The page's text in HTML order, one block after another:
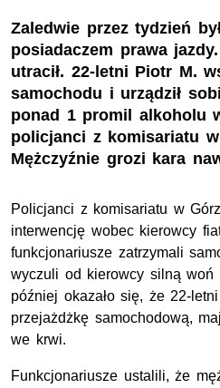
Zaledwie przez tydzień
posiadaczem prawa
utracił. 22-letni Piotr M.
samochodu i urządził
ponad 1 promil alkoholu
policjanci z komisariatu
Mężczyźnie grozi kara
Policjanci z komisariatu w
interwencję wobec kierowcy
funkcjonariusze zatrzymali
wyczuli od kierowcy silną woń
później okazało się, że 22-
przejażdżkę samochodową,
we krwi.
Funkcjonariusze ustalili, że